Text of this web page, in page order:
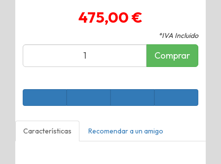
475,00 €
*IVA Incluido
Comprar
Características Recomendar a un amigo